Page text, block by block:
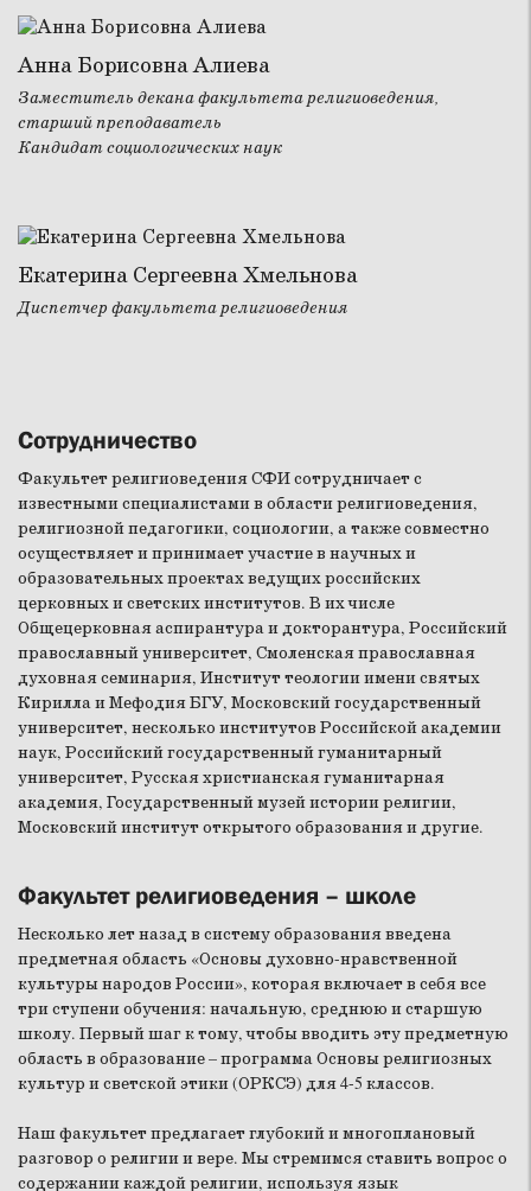
Анна Борисовна Алиева
Заместитель декана факультета религиоведения,
старший преподаватель
Кандидат социологических наук
Екатерина Сергеевна Хмельнова
Диспетчер факультета религиоведения
Сотрудничество
Факультет религиоведения СФИ сотрудничает с
известными специалистами в области религиоведения,
религиозной педагогики, социологии, а также совместно
осуществляет и принимает участие в научных и
образовательных проектах ведущих российских
церковных и светских институтов. В их числе
Общецерковная аспирантура и докторантура, Российский
православный университет, Смоленская православная
духовная семинария, Институт теологии имени святых
Кирилла и Мефодия БГУ, Московский государственный
университет, несколько институтов Российской академии
наук, Российский государственный гуманитарный
университет, Русская христианская гуманитарная
академия, Государственный музей истории религии,
Московский институт открытого образования и другие.
Факультет религиоведения – школе
Несколько лет назад в систему образования введена
предметная область «Основы духовно-нравственной
культуры народов России», которая включает в себя все
три ступени обучения: начальную, среднюю и старшую
школу. Первый шаг к тому, чтобы вводить эту предметную
область в образование – программа Основы религиозных
культур и светской этики (ОРКСЭ) для 4-5 классов.
Наш факультет предлагает глубокий и многоплановый
разговор о религии и вере. Мы стремимся ставить вопрос о
содержании каждой религии, используя язык